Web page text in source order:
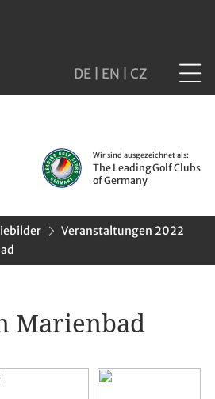
DE EN CZ
Wir sind ausgezeichnet als:
The Leading Golf Clubs
of Germany
Veranstaltungen 2022
Marienbad